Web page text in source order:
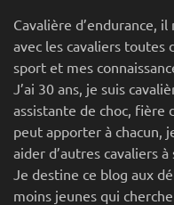
Cavalière d’endurance,
avec les cavaliers toutes
sport et mes
J’ai 30 ans, je suis
assistante de choc, fière
peut apporter à chacun,
aider d’autres cavaliers à
Je destine ce blog aux
moins jeunes qui